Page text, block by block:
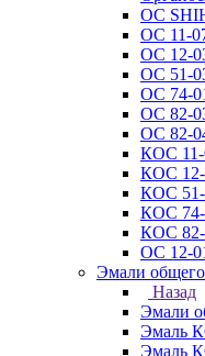
ОС
ОС 11-
ОС 12-
ОС 51-
ОС 74-
ОС 82-
ОС 82-
КОС 11-
КОС
КОС
КОС 74-
КОС
ОС 12-
Эмали общего
Назад
Эмали
Эмаль
Эмаль